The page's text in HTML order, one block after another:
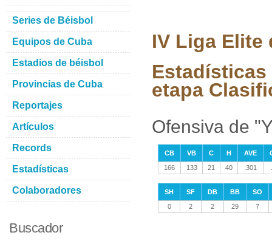
IV Liga Elite
Estadísticas
etapa
Ofensiva de
CB VB C H AVE
166
133 21 40 .301
SH SF DB BB
SO
0
2 2 29 7
Series de Béisbol
Equipos de Cuba
Estadios de béisbol
Provincias de Cuba
Reportajes
Artículos
Records
Estadísticas
Colaboradores
Buscador